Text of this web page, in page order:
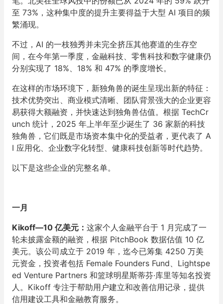
至 73%，这种集中度的提升主要得益于大型 AI 项目的频
繁涌现。
不过，AI 的一枝独秀并未完全挤压其他赛道的生存空
间，在今年第一季度，金融科技、零售科技和数字健康仍
分别实现了 18%、18% 和 47% 的季度增长。
在这样的市场环境下，新独角兽的诞生呈现出新的特征：
技术优势突出、商业模式清晰、团队背景强大的企业更容
易获得大额融资，并快速达到独角兽估值。根据 TechCr
unch 统计，2025 年上半年至少诞生了 36 家新的科技
独角兽，它们既是市场资本集中化的受益者，更代表了 A
I 应用化、企业数字化转型、健康科技创新等时代趋势。
以下是这些企业的完整名单。
一月
Kikoff—10 亿美元： 这家个人金融平台于 1 月完成了一
轮未披露金额的融资，根据 PitchBook 数据估值 10 亿
美元。该公司成立于 2019 年，迄今已筹集 4250 万美
元资金，投资者包括 Female Founders Fund、Lightspe
ed Venture Partners 和篮球明星斯蒂芬·库里等知名投资
人。Kikoff 专注于帮助用户建立和改善信用记录，提供
信用建设工具和金融教育服务。